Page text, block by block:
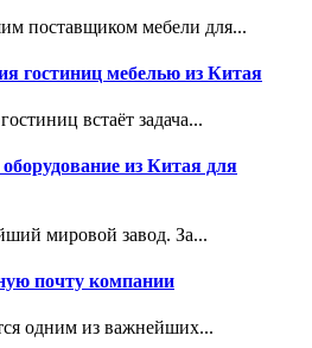
поставщиком мебели для...
гостиниц мебелью из Китая
встаёт задача...
из Китая для
мировой завод. За...
почту компании
одним из важнейших...